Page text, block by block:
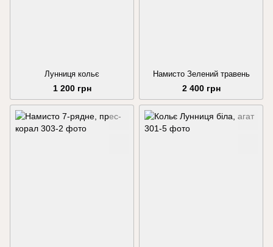
Лунниця кольє
1 200 грн
Намисто Зелений травень
2 400 грн